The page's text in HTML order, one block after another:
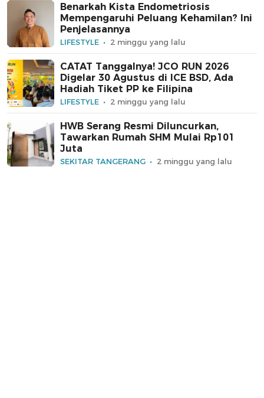
Benarkah Kista Endometriosis
Mempengaruhi Peluang Kehamilan? Ini
Penjelasannya
LIFESTYLE 2 minggu yang lalu
CATAT Tanggalnya! JCO RUN 2026
Digelar 30 Agustus di ICE BSD, Ada
Hadiah Tiket PP ke Filipina
LIFESTYLE 2 minggu yang lalu
HWB Serang Resmi Diluncurkan,
Tawarkan Rumah SHM Mulai Rp101
Juta
SEKITAR TANGERANG 2 minggu yang lalu